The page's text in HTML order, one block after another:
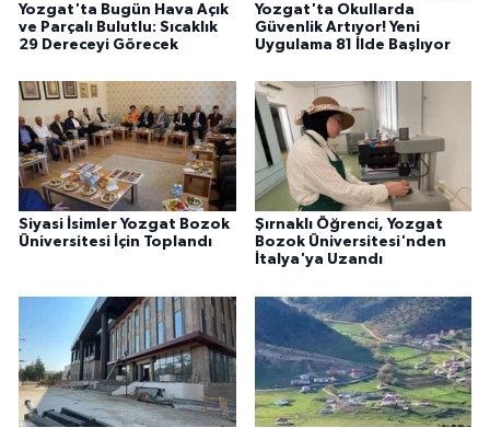
Yozgat'ta Bugün Hava Açık
ve Parçalı Bulutlu: Sıcaklık
29 Dereceyi Görecek
Yozgat'ta Okullarda
Güvenlik Artıyor! Yeni
Uygulama 81 İlde Başlıyor
Siyasi İsimler Yozgat Bozok
Üniversitesi İçin Toplandı
Şırnaklı Öğrenci, Yozgat
Bozok Üniversitesi'nden
İtalya'ya Uzandı